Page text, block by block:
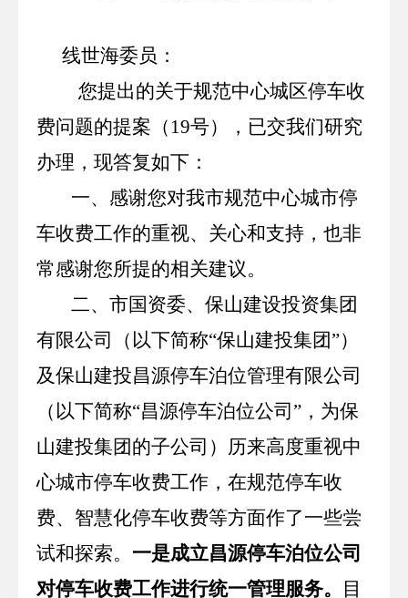
线世海委员：
您提出的关于规范中心城区停车收
费问题的提案（ 19号），已交我们研究
办理，现答复如下：
一、感谢您对我市规范中心城市停
车收费工作的重视、关心和支持，也非
常感谢您所提的相关建议。
二、市国资委、保山建设投资集团
有限公司（以下简称“保山建投集团”）
及保山建投昌源停车泊位管理有限公司
（以下简称“昌源停车泊位公司”，为保
山建投集团的子公司）历来高度重视中
心城市停车收费工作，在规范停车收
费、智慧化停车收费等方面作了一些尝
试和探索。 一是成立昌源停车泊位公司
对停车收费工作进行统一管理服务。
目